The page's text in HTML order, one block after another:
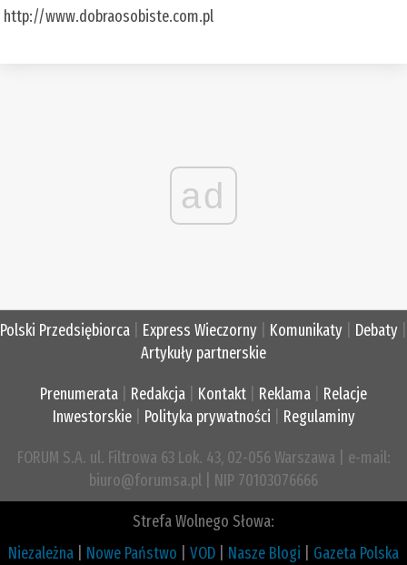
http://www.dobraosobiste.com.pl
ad
Polski Przedsiębiorca Express Wieczorny Komunikaty Debaty
Artykuły partnerskie
Prenumerata Redakcja Kontakt Reklama
Relacje
Inwestorskie| Polityka prywatności Regulaminy
FORUM S.A. ul. Filtrowa 63 Lok. 43, 02-056 Warszawa | e-mail:
biuro@forumsa.pl | NIP 70103076666
Strefa Wolnego Słowa:
Niezależna
Nowe Państwo VOD Nasze Blogi Gazeta Polska